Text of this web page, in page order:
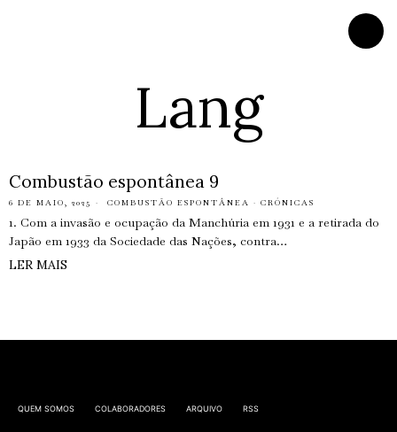
Lang
Combustão espontânea 9
6 DE MAIO, 2025 COMBUSTÃO ESPONTÂNEA · CRÓNICAS
1. Com a invasão e ocupação da Manchúria em 1931 e a retirada do
Japão em 1933 da Sociedade das Nações, contra…
LER MAIS
QUEM SOMOS COLABORADORES ARQUIVO RSS